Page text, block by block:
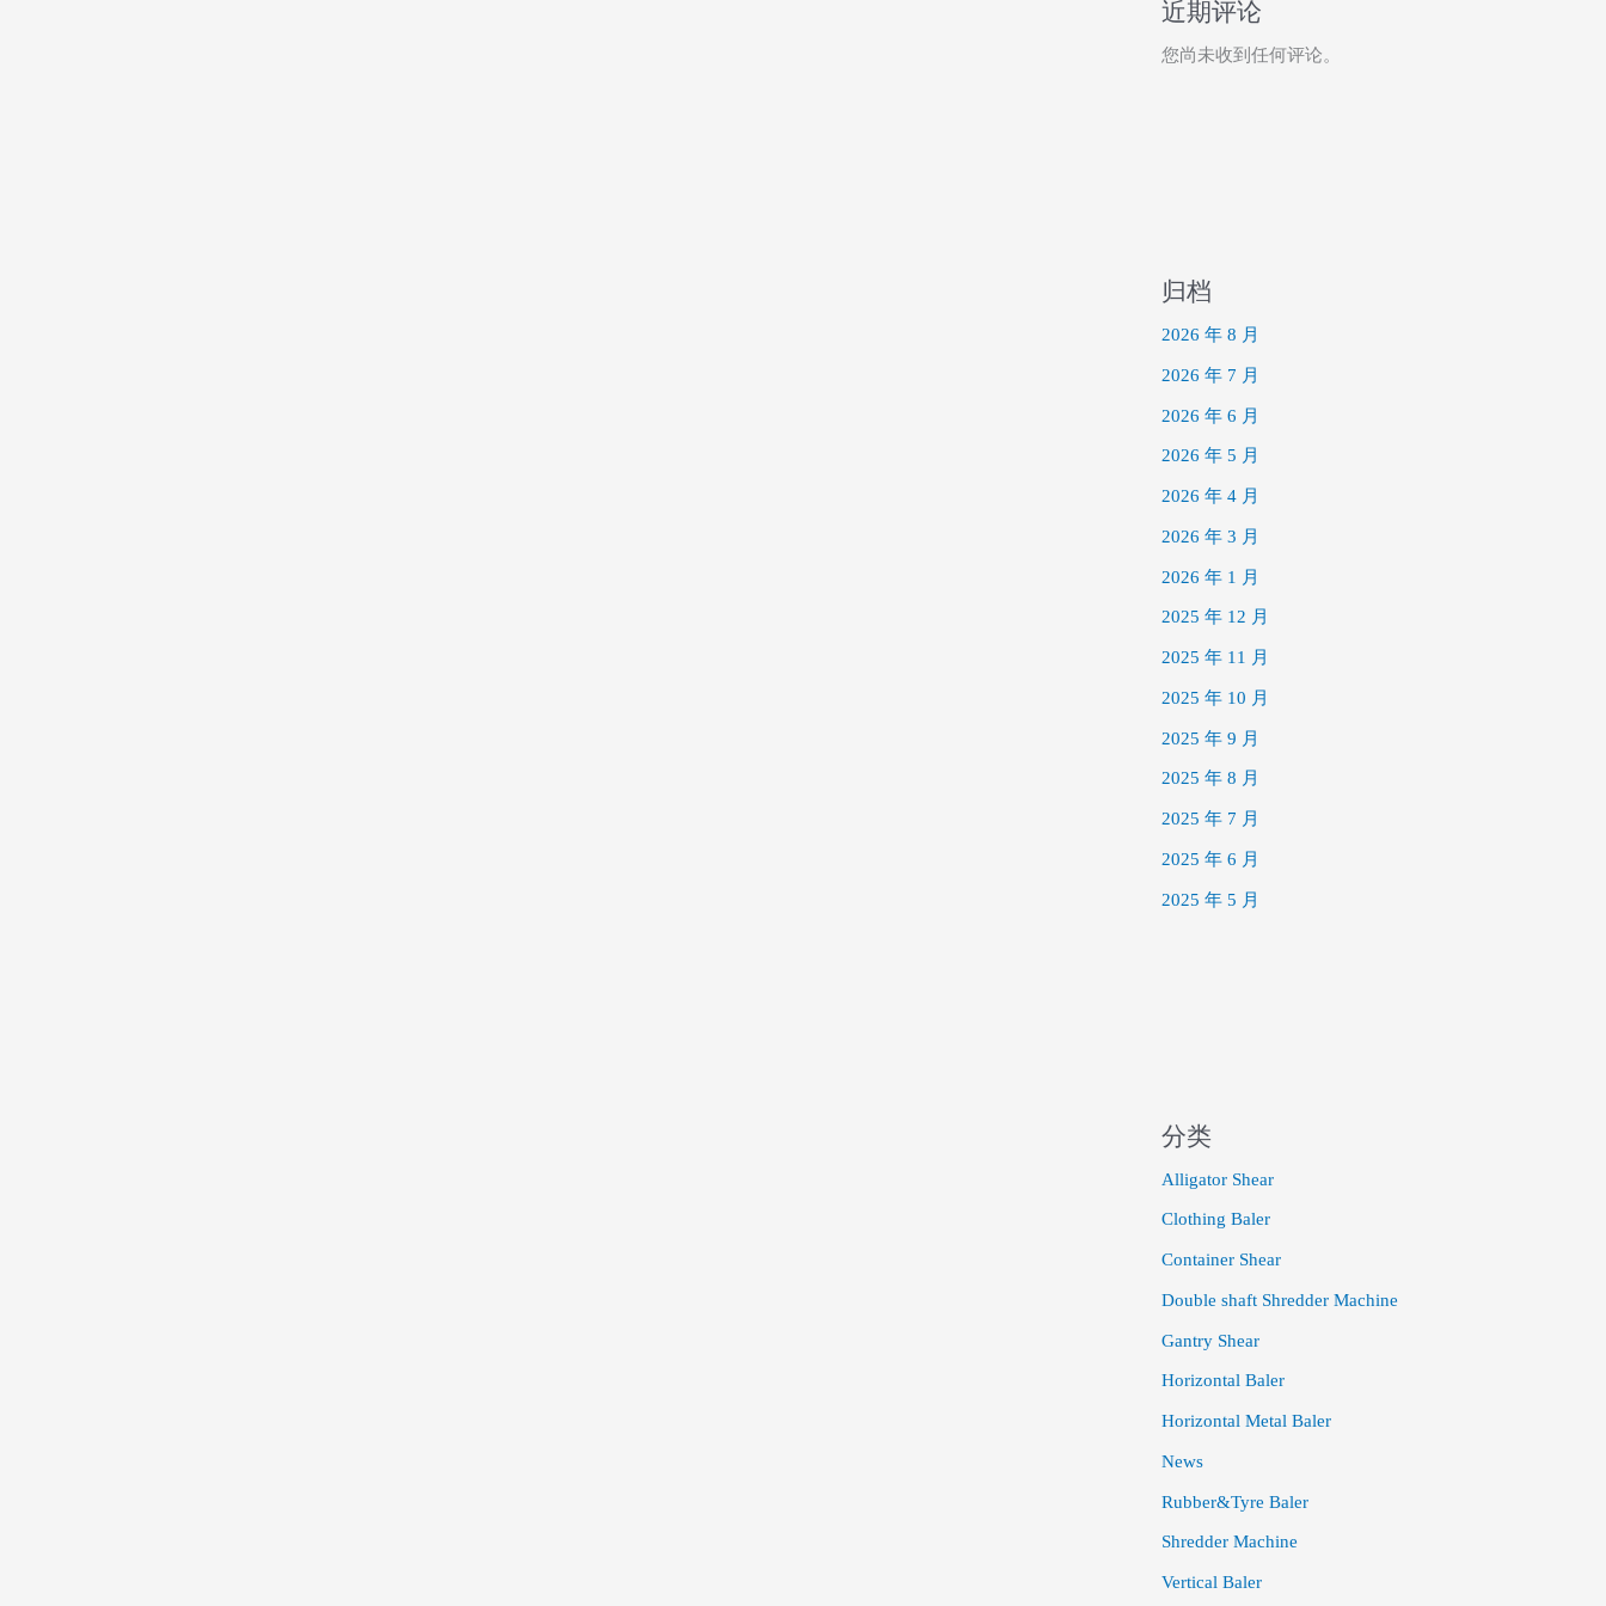
近期评论
您尚未收到任何评论。
归档
2026 年 8 月
2026 年 7 月
2026 年 6 月
2026 年 5 月
2026 年 4 月
2026 年 3 月
2026 年 1 月
2025 年 12 月
2025 年 11 月
2025 年 10 月
2025 年 9 月
2025 年 8 月
2025 年 7 月
2025 年 6 月
2025 年 5 月
分类
Alligator Shear
Clothing Baler
Container Shear
Double shaft Shredder Machine
Gantry Shear
Horizontal Baler
Horizontal Metal Baler
News
Rubber&Tyre Baler
Shredder Machine
Vertical Baler